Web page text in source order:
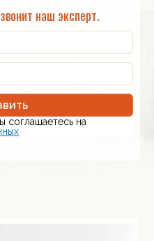
наш эксперт.
соглашаетесь на